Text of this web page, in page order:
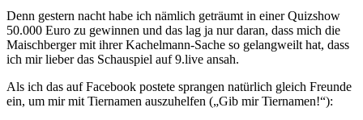
Denn gestern nacht habe ich nämlich geträumt in einer Quizshow
50.000 Euro zu gewinnen und das lag ja nur daran, dass mich die
Maischberger mit ihrer Kachelmann-Sache so gelangweilt hat, dass
ich mir lieber das Schauspiel auf 9.live ansah.
Als ich das auf Facebook postete sprangen natürlich gleich Freunde
ein, um mir mit Tiernamen auszuhelfen („Gib mir Tiernamen!“):